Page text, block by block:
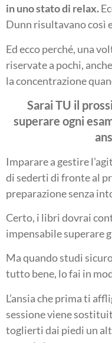
in uno stato di relax.
Dunn risultavano così
Ed ecco perché, una
riservate a pochi,
la concentrazione
Sarai TU il
superare ogni
Imparare a gestire
di sederti di fronte al
preparazione senza
Certo, i libri dovrai
impensabile superare
Ma quando studi
tutto bene, lo fai in
L’ansia che prima ti
sessione viene
toglierti dai piedi un